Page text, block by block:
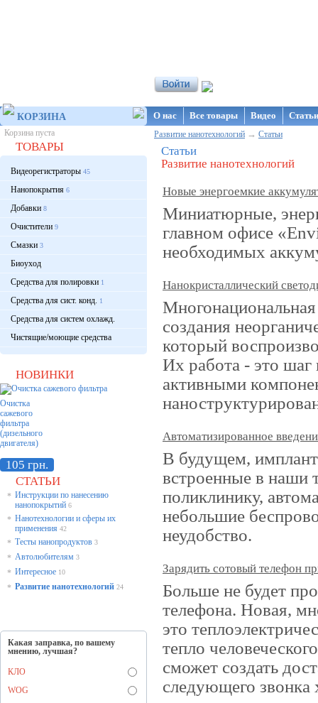
КОРЗИНА
Корзина пуста
ТОВАРЫ
Видеорегистраторы 45
Нанопокрытия 6
Добавки 8
Очистители 9
Смазки 3
Биоуход
Средства для полировки 1
Средства для сист. конд. 1
Средства для систем охлажд.
Чистящие/моющие средства
НОВИНКИ
Очистка
сажевого
фильтра
(дизельного
двигателя)
105 грн.
СТАТЬИ
* Инструкции по нанесению
нанопокрытий 6
* Нанотехнологии и сферы их
применения 42
* Тесты нанопродуктов 3
* Автолюбителям 3
* Интересное 10
* Развитие нанотехнологий 24
Какая заправка, по вашему
мнению, лучшая?
КЛО
WOG
О нас Все товары Видео
Развитие нанотехнологий → Статьи
Статьи
Развитие нанотехнологий
Новые энергоемкие
Миниатюрные,
главном офисе
необходимых
Нанокристаллический
создания
который
Их работа - это шаг
активными
Автоматизированное
В будущем,
встроенные в наши
поликлинику,
небольшие
неудобство.
Зарядить сотовый телефон
Больше не будет
телефона. Новая,
это
тепло
сможет создать
следующего звонка